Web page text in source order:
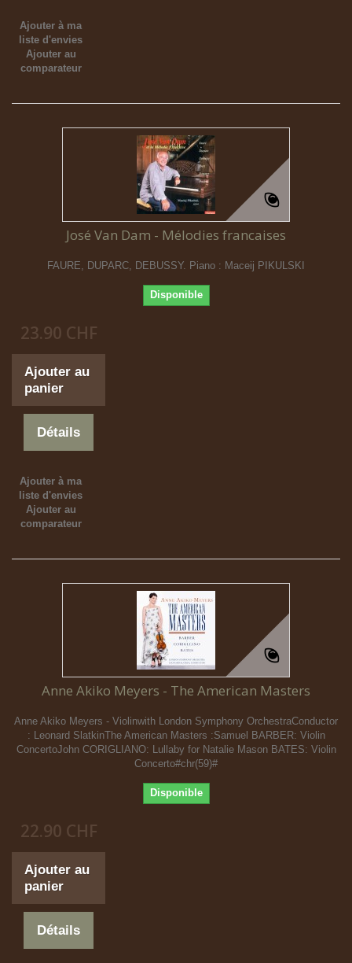
Ajouter à ma
liste d'envies
Ajouter au
comparateur
José Van Dam - Mélodies francaises
FAURE, DUPARC, DEBUSSY. Piano : Maceij PIKULSKI
Disponible
23.90 CHF
Ajouter au
panier
Détails
Ajouter à ma
liste d'envies
Ajouter au
comparateur
Anne Akiko Meyers - The American Masters
Anne Akiko Meyers - Violinwith London Symphony OrchestraConductor
: Leonard SlatkinThe American Masters :Samuel BARBER: Violin
ConcertoJohn CORIGLIANO: Lullaby for Natalie Mason BATES: Violin
Concerto#chr(59)#
Disponible
22.90 CHF
Ajouter au
panier
Détails